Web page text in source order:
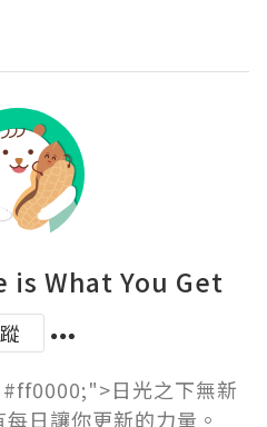
is What You Get
日光之下無新
日讓你更新的力量。